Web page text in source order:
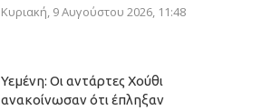
Κυριακή, 9 Αυγούστου 2026, 11:48
Υεμένη: Οι αντάρτες Χούθι
ανακοίνωσαν ότι έπληξαν